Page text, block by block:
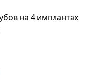
на 4 имплантах